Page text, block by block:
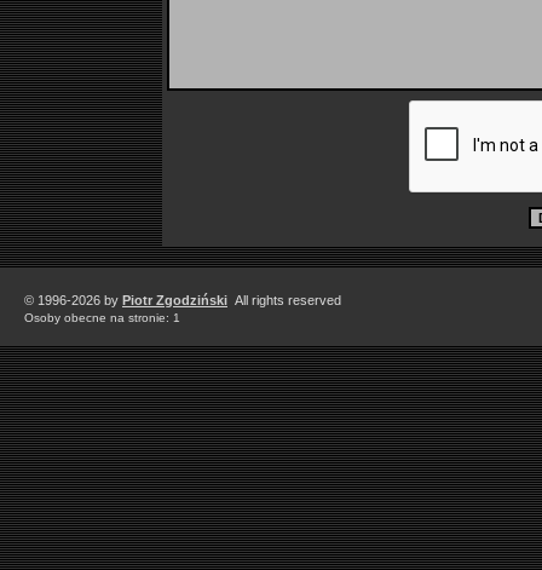
© 1996-2026 by Piotr Zgodziński All rights reserved
Osoby obecne na stronie: 1